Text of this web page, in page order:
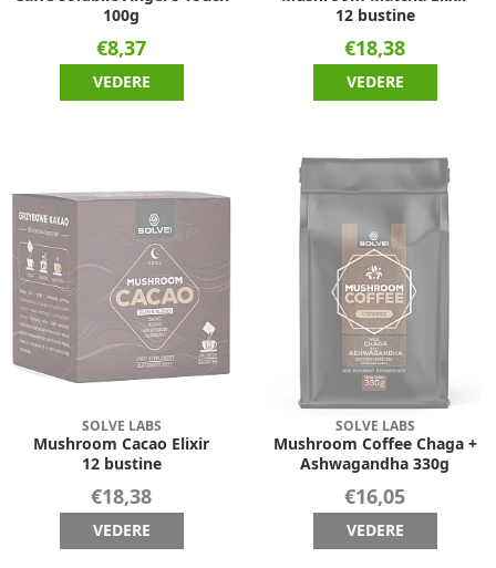
100g
€8,37
VEDERE
12 bustine
€18,38
VEDERE
SOLVE LABS
Mushroom Cacao Elixir
12 bustine
€18,38
VEDERE
SOLVE LABS
Mushroom Coffee Chaga +
Ashwagandha 330g
€16,05
VEDERE